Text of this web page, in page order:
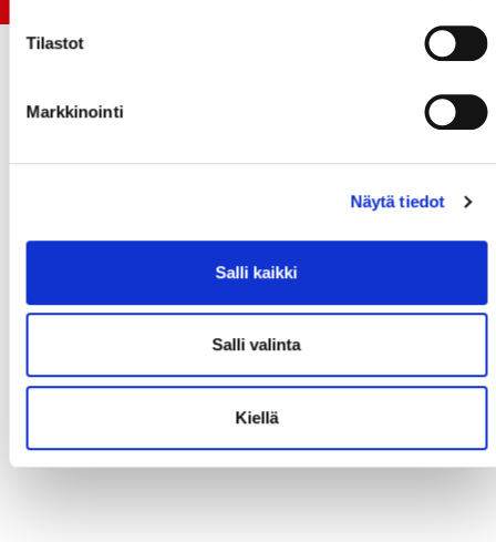
Tilastot
Markkinointi
Näytä tiedot
Salli kaikki
Salli valinta
Kiellä